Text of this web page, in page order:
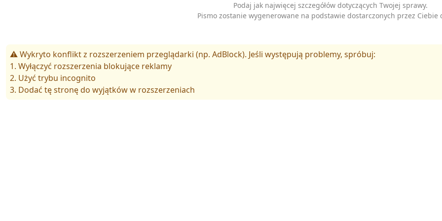
Podaj jak najwięcej szczegółów dotyczących Twojej sprawy.
Pismo zostanie wygenerowane na podstawie dostarczonych przez Ciebie
⚠️ Wykryto konflikt z rozszerzeniem przeglądarki (np. AdBlock). Jeśli występują problemy, spróbuj:
1. Wyłączyć rozszerzenia blokujące reklamy
2. Użyć trybu incognito
3. Dodać tę stronę do wyjątków w rozszerzeniach